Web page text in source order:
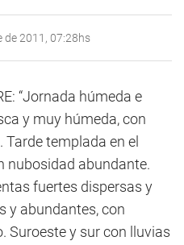
de 2011, 07:28hs
“Jornada húmeda e
y muy húmeda, con
templada en el
nubosidad abundante.
fuertes dispersas y
y abundantes, con
Suroeste y sur con lluvias